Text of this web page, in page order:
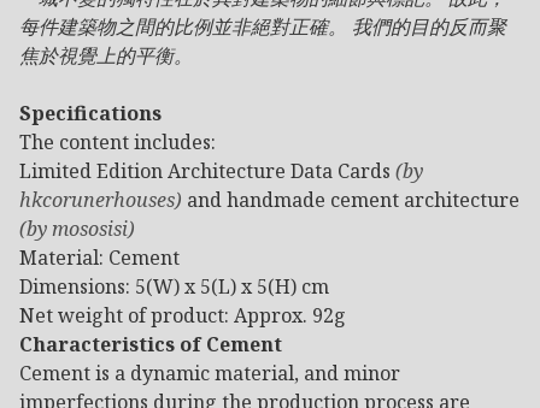
每件建築物之間的比例並非絕對正確。 我們的目的反而聚
焦於視覺上的平衡。
Specifications
The content includes:
Limited Edition Architecture Data Cards (by
hkcorunerhouses) and handmade cement architecture
(by mososisi)
Material: Cement
Dimensions: 5(W) x 5(L) x 5(H) cm
Net weight of product: Approx. 92g
Characteristics of Cement
Cement is a dynamic material, and minor
imperfections during the production process are